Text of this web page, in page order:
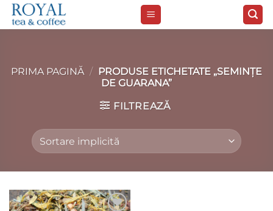
Skip
PRIMA PAGINĂ / PRODUSE ETICHETATE „SEMINŢE
DE GUARANA”
FILTREAZĂ